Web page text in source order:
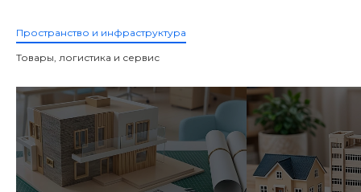
Пространство и инфраструктура
Товары, логистика и сервис